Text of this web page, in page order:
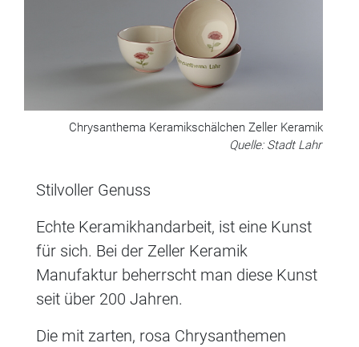
Chrysanthema Keramikschälchen Zeller Keramik
Quelle: Stadt Lahr
Stilvoller Genuss
Echte Keramikhandarbeit, ist eine Kunst
für sich. Bei der Zeller Keramik
Manufaktur beherrscht man diese Kunst
seit über 200 Jahren.
Die mit zarten, rosa Chrysanthemen